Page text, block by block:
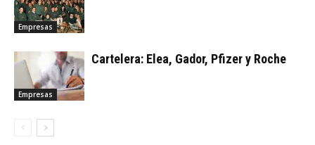
Empresas
Empresas
Cartelera: Elea, Gador, Pfizer y Roche